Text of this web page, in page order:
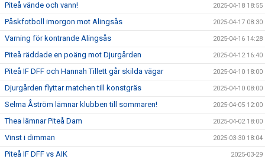
Piteå vände och vann! 2025-04-18 18:55
Påskfotboll imorgon mot Alingsås 2025-04-17 08:30
Varning för kontrande Alingsås 2025-04-16 14:28
Piteå räddade en poäng mot Djurgården 2025-04-12 16:40
Piteå IF DFF och Hannah Tillett går skilda vägar 2025-04-10 18:00
Djurgården flyttar matchen till konstgräs 2025-04-10 08:00
Selma Åström lämnar klubben till sommaren! 2025-04-05 12:00
Thea lämnar Piteå Dam 2025-04-02 18:00
Vinst i dimman 2025-03-30 18:04
Piteå IF DFF vs AIK 2025-03-29